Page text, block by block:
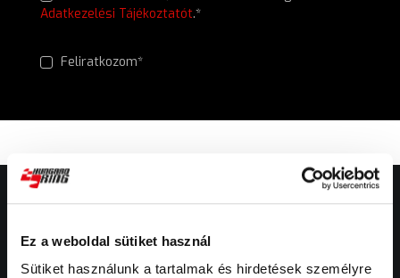
Ez a weboldal sütiket használ
Sütiket használunk a tartalmak és hirdetések személyre
Adatkezelési Tájékoztatót.*
Feliratkozom*
Rólunk